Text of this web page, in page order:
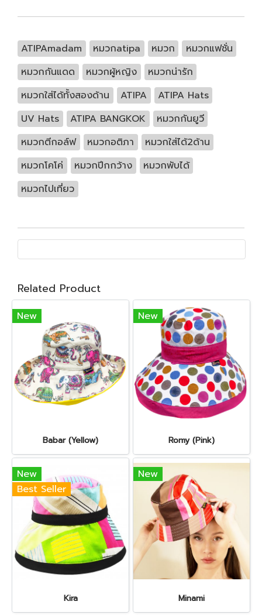
ATIPAmadam หมวกatipa หมวก
หมวกแฟชั่น
หมวกกันแดด
หมวกผู้หญิง
หมวกน่ารัก
หมวกใส่ได้ทั้งสองด้าน
ATIPA
ATIPA Hats
UV Hats
ATIPA BANGKOK
หมวกกันยูวี
หมวกตีกอล์ฟ
หมวกอติภา
หมวกใส่ได้2ด้าน
หมวกโคโค่
หมวกปีกกว้าง
หมวกพับได้
หมวกไปเที่ยว
Related Product
New
Babar (Yellow)
New
Romy (Pink)
New
Best Seller
Kira
New
Minami